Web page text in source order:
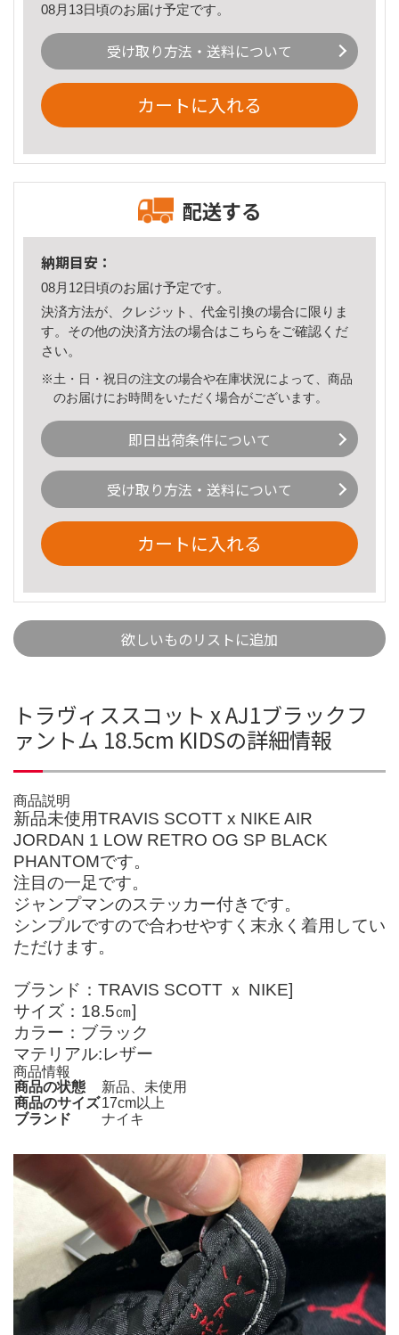
08月13日頃のお届け予定です。
受け取り方法・送料について
カートに入れる
配送する
納期目安：
08月12日頃のお届け予定です。
決済方法が、クレジット、代金引換の場合に限りま
す。その他の決済方法の場合はこちら をご確認くだ
さい。
※土・日・祝日の注文の場合や在庫状況によって、商品
のお届けにお時間をいただく場合がございます。
即日出荷条件について
受け取り方法・送料について
カートに入れる
欲しいものリストに追加
トラヴィススコット x AJ1ブラックフ
ァントム 18.5cm KIDSの詳細情報
商品説明
新品未使用TRAVIS SCOTT x NIKE AIR
JORDAN 1 LOW RETRO OG SP BLACK
PHANTOMです。
注目の一足です。
ジャンプマンのステッカー付きです。
シンプルですので合わせやすく末永く着用してい
ただけます。
ブランド：TRAVIS SCOTT ｘ NIKE]
サイズ：18.5㎝]
カラー：ブラック
マテリアル:レザー
商品情報
商品の状態
新品、未使用
商品のサイズ17cm以上
ブランド
ナイキ